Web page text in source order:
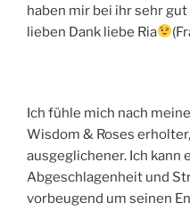
haben mir bei ihr sehr
lieben Dank liebe Ria
Ich fühle mich nach
Wisdom & Roses
ausgeglichener. Ich kann
Abgeschlagenheit und
vorbeugend um seinen